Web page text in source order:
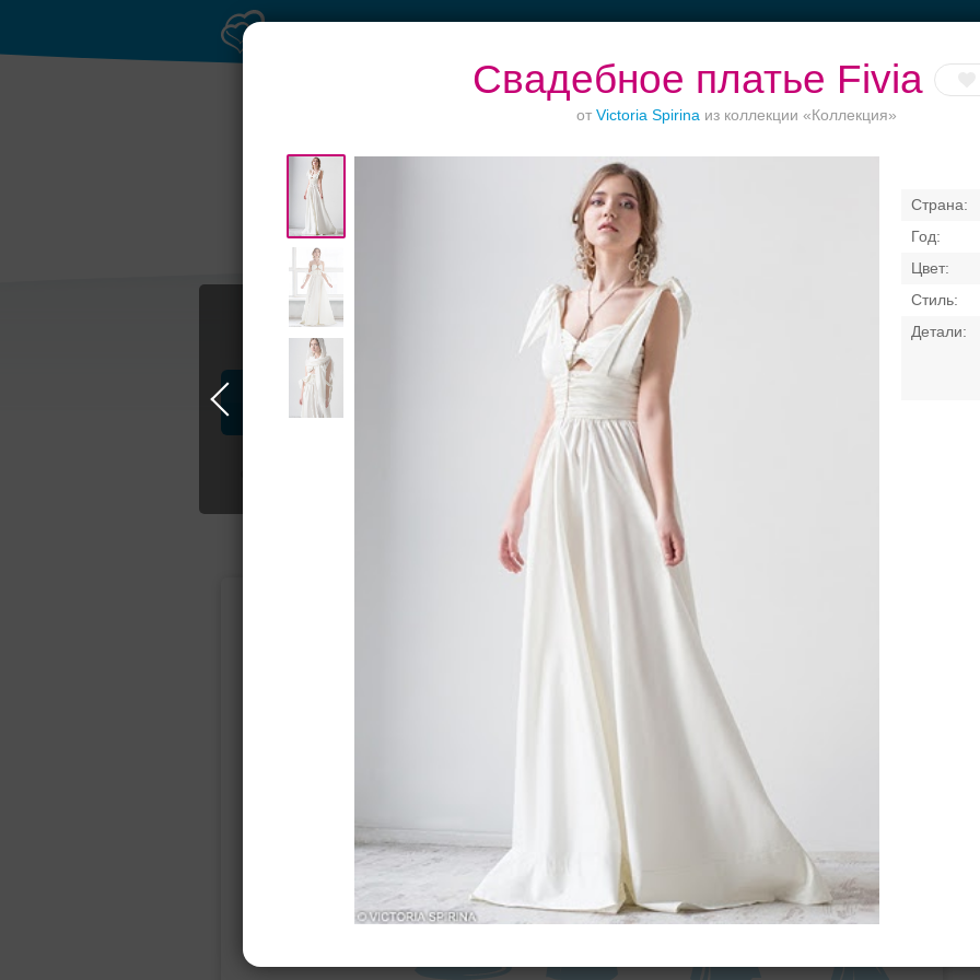
Свадебное платье Fivia
от Victoria Spirina из коллекции «Коллекция»
Торжества за
городом
Профессионалы и услуги Свадебные платья
Подбор свадебного платья
По стилю